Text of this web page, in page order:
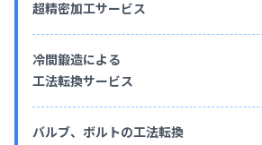
超精密加工サービス
冷間鍛造による
工法転換サービス
バルブ、ボルトの工法転換